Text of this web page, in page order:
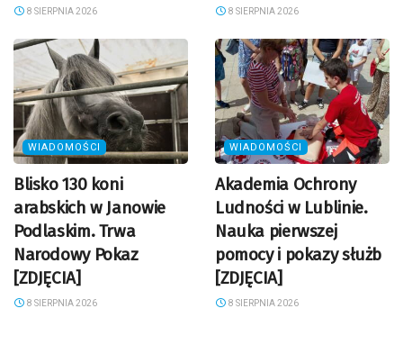
8 SIERPNIA 2026 8 SIERPNIA 2026
WIADOMOŚCI
Blisko 130 koni
arabskich w Janowie
Podlaskim. Trwa
Narodowy Pokaz
[ZDJĘCIA]
8 SIERPNIA 2026
WIADOMOŚCI
Akademia Ochrony
Ludności w Lublinie.
Nauka pierwszej
pomocy i pokazy służb
[ZDJĘCIA]
8 SIERPNIA 2026